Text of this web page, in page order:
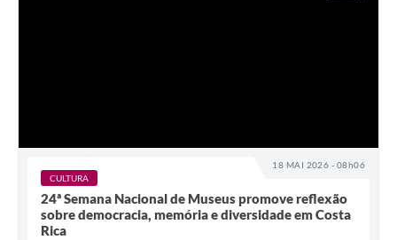
18 MAI 2026 - 08h06
CULTURA
24ª Semana Nacional de Museus promove reflexão
sobre democracia, memória e diversidade em Costa
Rica